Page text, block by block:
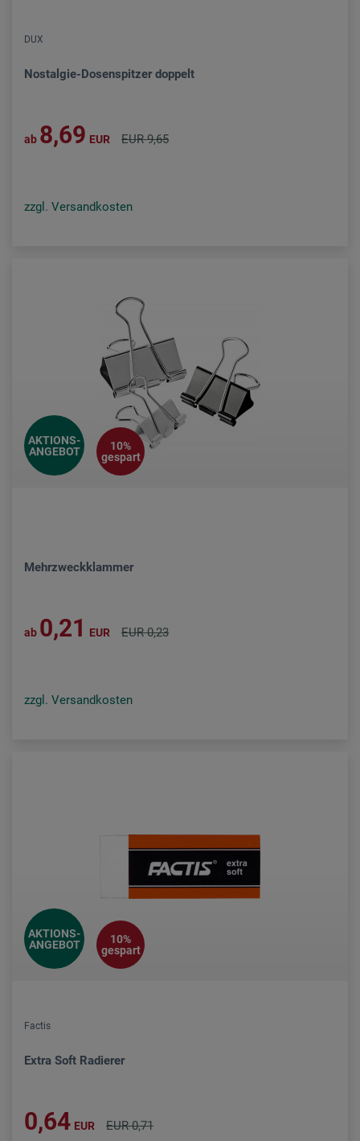
DUX
Nostalgie-Dosenspitzer doppelt
ab 8,69 EUR EUR 9,65
zzgl. Versandkosten
AKTIONS-
ANGEBOT
10%
gespart
Mehrzweckklammer
ab 0,21 EUR EUR 0,23
zzgl. Versandkosten
AKTIONS-
ANGEBOT
10%
gespart
Factis
Extra Soft Radierer
0,64 EUR EUR 0,71